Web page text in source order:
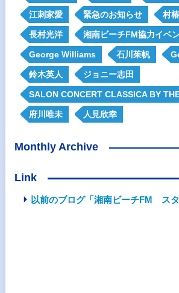
江刺家愛 緊急のお知らせ 村
長村光洋 湘南ビーチFM協力イベ
George Williams 石川茱帆
鈴木英人 ジョニー志田
SALON CONCERT CLASSICA BY
府川唯未 人見欣幸
Monthly Archive
Link
以前のブログ「湘南ビーチFM スタ